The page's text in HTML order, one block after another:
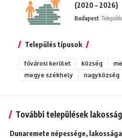
(2020 – 2026)
Budapest
Település típusok
fővárosi kerület község
megye székhely
nagyközség
További települések
Dunaremete népessége,